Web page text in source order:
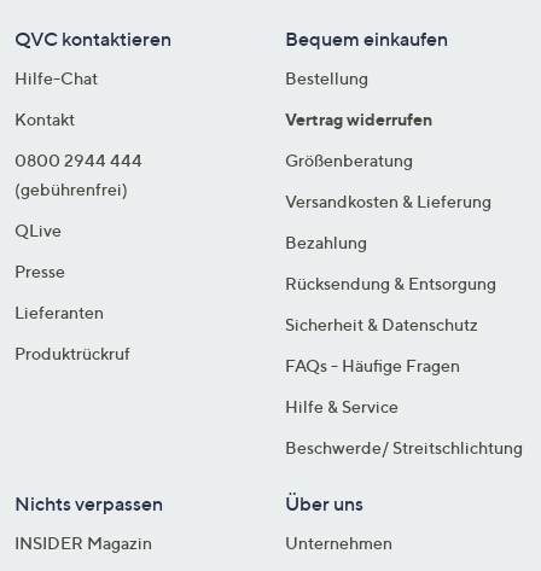
QVC kontaktieren
Hilfe-Chat
Kontakt
0800 2944 444
(gebührenfrei)
QLive
Presse
Lieferanten
Produktrückruf
Bequem einkaufen
Bestellung
Vertrag widerrufen
Größenberatung
Versandkosten & Lieferung
Bezahlung
Rücksendung & Entsorgung
Sicherheit & Datenschutz
FAQs - Häufige Fragen
Hilfe & Service
Beschwerde/ Streitschlichtung
Nichts verpassen
INSIDER Magazin
Über uns
Unternehmen